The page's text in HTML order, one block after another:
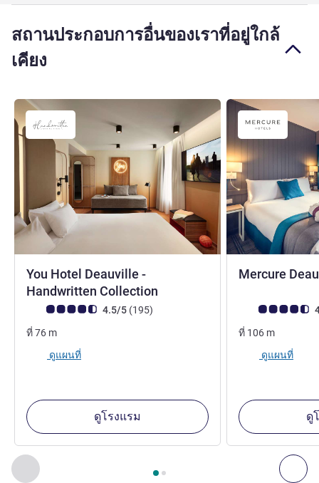
สถานประกอบการอื่นของเราที่อยู่ใกล้
เคียง
ก่อนหน้า - สถานประกอบการอื่นของเราที่อยู่ใกล้เคียง ถั
หน้า1 , สถานประกอบการอื่นของเราที่อยู่ใกล้เคียง 1 :,
You Hotel Deauville -
Handwritten Collection
คะแนนความคิดเห็นจากแขก (เรทติ้งบน ALL)
4.5/5 (195รีวิว รายการ
)
ที่76 m
ดูแผนที่
ดูโรงแรม
Mercure
คะแนนความคิดเ
ที่ 106 m
ดูแผนที่
ดู